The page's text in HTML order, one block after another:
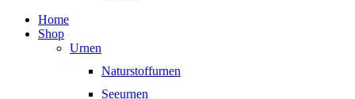
Home
Shop
Urnen
Naturstoffurnen
Seeurnen